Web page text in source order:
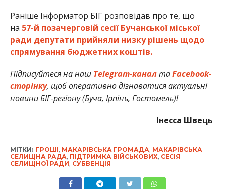
Раніше Інформатор БІГ розповідав про те, що
на 57-й позачерговій сесії Бучанської міської
ради депутати прийняли низку рішень щодо
спрямування бюджетних коштів.
Підписуйтеся на наш Telegram-канал таFacebook-
сторінку, щоб оперативно дізнаватися актуальні
новини БІГ-регіону (Буча, Ірпінь, Гостомель)!
Інесса Швець
МІТКИ: ГРОШІ, МАКАРІВСЬКА ГРОМАДА, МАКАРІВСЬКА
СЕЛИЩНА РАДА, ПІДТРИМКА ВІЙСЬКОВИХ, СЕСІЯ
СЕЛИЩНОЇ РАДИ, СУБВЕНЦІЯ